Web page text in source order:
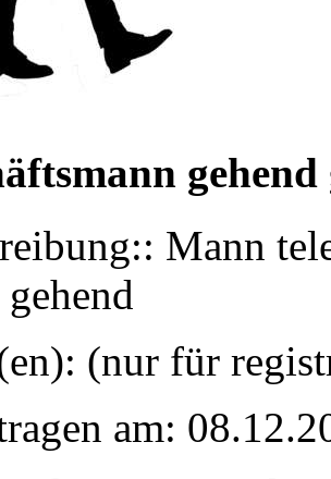
Mann
(nur für
am: